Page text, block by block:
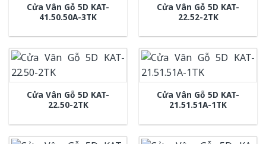
Cửa Vân Gỗ 5D KAT-
41.50.50A-3TK
Cửa Vân Gỗ 5D KAT-
22.52-2TK
Cửa Vân Gỗ 5D KAT-
22.50-2TK
Cửa Vân Gỗ 5D KAT-
21.51.51A-1TK